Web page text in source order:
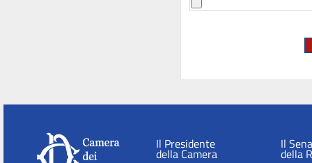
Il Presidente
della Camera
Il
della